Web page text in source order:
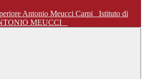
Istituto di
MEUCCI